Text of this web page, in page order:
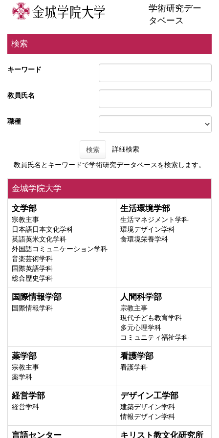
学術研究デー
タベース
検索
キーワード
教員氏名
職種
検索 詳細検索
教員氏名とキーワードで学術研究データベースを検索します。
金城学院大学
文学部
宗教主事
日本語日本文化学科
英語英米文化学科
外国語コミュニケーション学科
音楽芸術学科
国際英語学科
総合歴史学科
生活環境学部
生活マネジメント学科
環境デザイン学科
食環境栄養学科
国際情報学部
国際情報学科
人間科学部
宗教主事
現代子ども教育学科
多元心理学科
コミュニティ福祉学科
薬学部
宗教主事
薬学科
看護学部
看護学科
経営学部
経営学科
デザイン工学部
建築デザイン学科
情報デザイン学科
言語センター キリスト教文化研究所